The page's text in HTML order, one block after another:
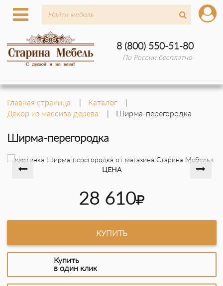
8 (800) 550-51-80
По России бесплатно
Главная страница
Каталог
Декор из массива дерева
Ширма-перегородка
Ширма-перегородка
ЦЕНА
28 610
КУПИТЬ
Купить
в один клик